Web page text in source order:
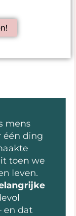
mens
één ding
toen we
leven.
en dat